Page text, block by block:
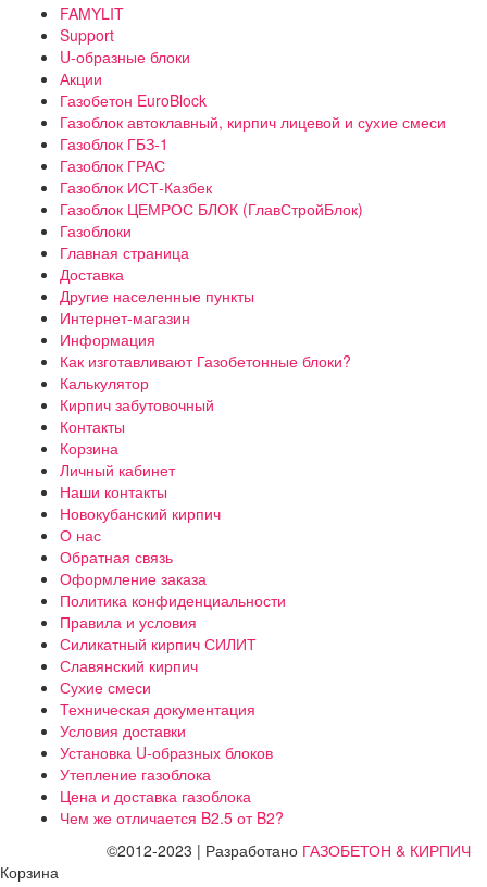
FAMYLIT
Support
U-образные блоки
Акции
Газобетон EuroBlock
Газоблок автоклавный, кирпич лицевой и сухие смеси
Газоблок ГБЗ-1
Газоблок ГРАС
Газоблок ИСТ-Казбек
Газоблок ЦЕМРОС БЛОК (ГлавСтройБлок)
Газоблоки
Главная страница
Доставка
Другие населенные пункты
Интернет-магазин
Информация
Как изготавливают Газобетонные блоки?
Калькулятор
Кирпич забутовочный
Контакты
Корзина
Личный кабинет
Наши контакты
Новокубанский кирпич
О нас
Обратная связь
Оформление заказа
Политика конфиденциальности
Правила и условия
Силикатный кирпич СИЛИТ
Славянский кирпич
Сухие смеси
Техническая документация
Условия доставки
Установка U-образных блоков
Утепление газоблока
Цена и доставка газоблока
Чем же отличается B2.5 от B2?
©2012-2023 | Разработано ГАЗОБЕТОН & КИРПИЧ
Корзина